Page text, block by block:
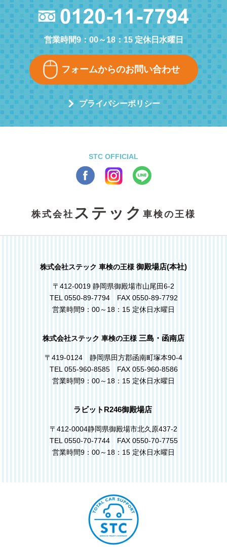
営業時間9：00～18：15 定休日水曜日
フォームからのお問い合わせ
プライバシーポリシー
STC OFFICIAL
株式会社ステック 車検の王様
株式会社ステック 車検の王様 御殿場店(本社)
〒412-0019 静岡県御殿場市山尾田6-2
TEL 0550-89-7794 FAX 0550-89-7792
営業時間9：00～18：15 定休日水曜日
株式会社ステック 車検の王様 三島・函南店
〒419-0124 静岡県田方郡函南町塚本90-4
TEL 055-960-8585 FAX 055-960-8586
営業時間9：00～18：15 定休日水曜日
ラビットR246御殿場店
〒412-0004静岡県御殿場市北久原437-2
TEL 0550-70-7744 FAX 0550-70-7755
営業時間9：00～18：15 定休日水曜日